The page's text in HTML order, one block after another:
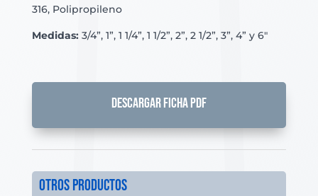
316, Polipropileno
Medidas:3/4”, 1”, 1 1/4”, 1 1/2”, 2”, 2 1/2”, 3”, 4” y 6″
DESCARGAR FICHA PDF
otros productos